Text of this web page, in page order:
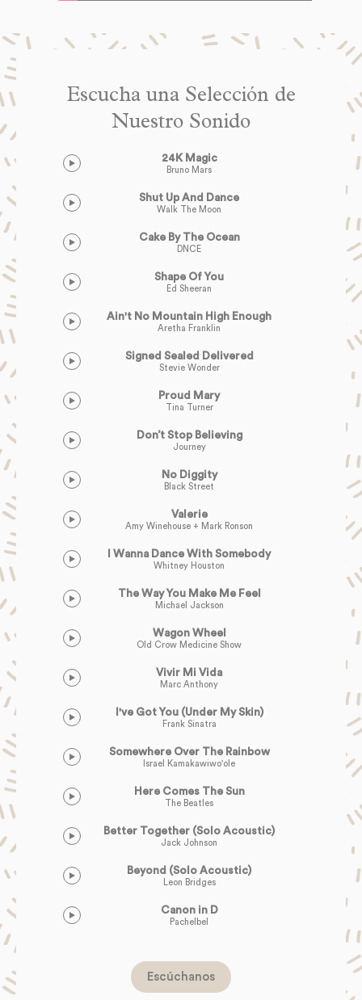
Escucha una Selección de
Nuestro Sonido
24K Magic
Bruno Mars
Shut Up And Dance
Walk The Moon
Cake By The Ocean
DNCE
Shape Of You
Ed Sheeran
Ain't No Mountain High Enough
Aretha Franklin
Signed Sealed Delivered
Stevie Wonder
Proud Mary
Tina Turner
Don’t Stop Believing
Journey
No Diggity
Black Street
Valerie
Amy Winehouse + Mark Ronson
I Wanna Dance With Somebody
Whitney Houston
The Way You Make Me Feel
Michael Jackson
Wagon Wheel
Old Crow Medicine Show
Vivir Mi Vida
Marc Anthony
I've Got You (Under My Skin)
Frank Sinatra
Somewhere Over The Rainbow
Israel Kamakawiwo'ole
Here Comes The Sun
The Beatles
Better Together (Solo Acoustic)
Jack Johnson
Beyond (Solo Acoustic)
Leon Bridges
Canon in D
Pachelbel
Escúchanos